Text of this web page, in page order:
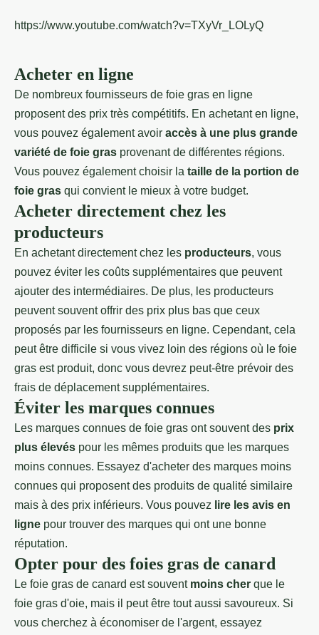
https://www.youtube.com/watch?v=TXyVr_LOLyQ
Acheter en ligne
De nombreux fournisseurs de foie gras en ligne
proposent des prix très compétitifs. En achetant en ligne,
vous pouvez également avoir accès à une plus grande
variété de foie gras provenant de différentes régions.
Vous pouvez également choisir la taille de la portion de
foie gras qui convient le mieux à votre budget.
Acheter directement chez les
producteurs
En achetant directement chez les producteurs, vous
pouvez éviter les coûts supplémentaires que peuvent
ajouter des intermédiaires. De plus, les producteurs
peuvent souvent offrir des prix plus bas que ceux
proposés par les fournisseurs en ligne. Cependant, cela
peut être difficile si vous vivez loin des régions où le foie
gras est produit, donc vous devrez peut-être prévoir des
frais de déplacement supplémentaires.
Éviter les marques connues
Les marques connues de foie gras ont souvent des prix
plus élevés pour les mêmes produits que les marques
moins connues. Essayez d'acheter des marques moins
connues qui proposent des produits de qualité similaire
mais à des prix inférieurs. Vous pouvez lire les avis en
ligne pour trouver des marques qui ont une bonne
réputation.
Opter pour des foies gras de canard
Le foie gras de canard est souvent moins cher que le
foie gras d'oie, mais il peut être tout aussi savoureux. Si
vous cherchez à économiser de l'argent, essayez